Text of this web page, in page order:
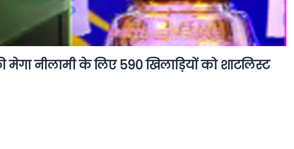
मेगा नीलामी के लिए 590 खिलाड़ियों को शाटलिस्ट